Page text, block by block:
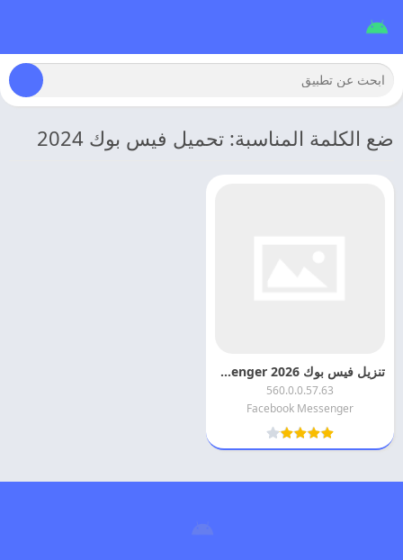
ضع الكلمة المناسبة: تحميل فيس بوك 2024
تنزيل فيس بوك 2026 Facebook Messenger يناسب الجهاز اخر اصدار
560.0.0.57.63
Facebook Messenger